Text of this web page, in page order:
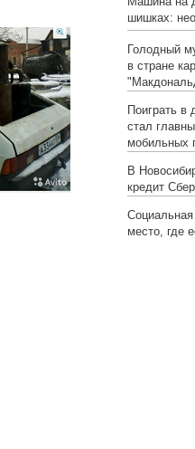
шишках:
омского
Голодный
в стране
Поиграть в
стал
мобильных
В
кредит
место, где